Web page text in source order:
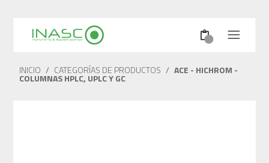
INICIO / CATEGORÍAS DE PRODUCTOS / ACE - HICHROM -
COLUMNAS HPLC, UPLC Y GC